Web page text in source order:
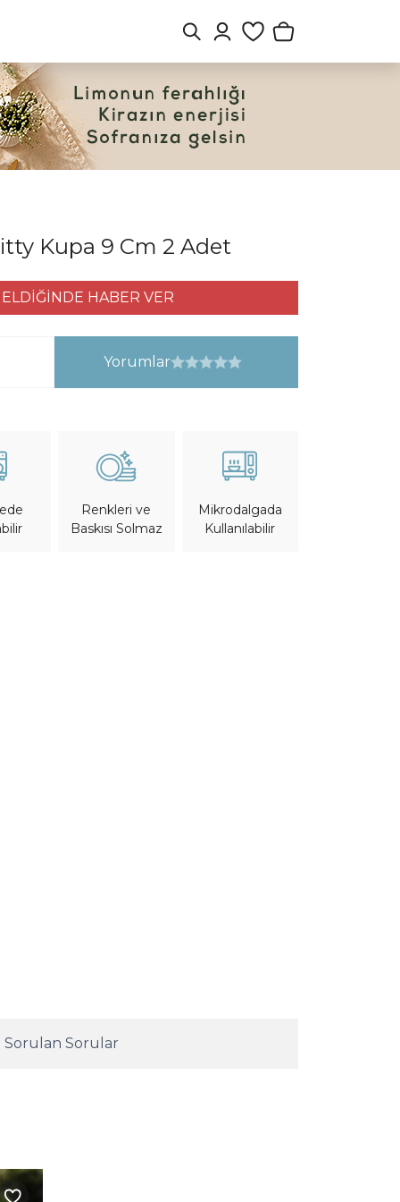
Kupa 9 Cm 2 Adet
HABER VER
Yorumlar
Renkleri ve
Baskısı Solmaz
Mikrodalgada
Kullanılabilir
Sorulan Sorular